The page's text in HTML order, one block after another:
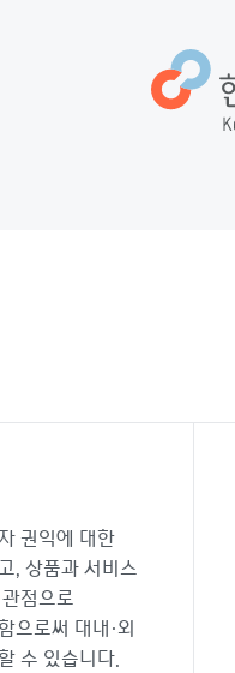
권익에 대한
, 상품과 서비스
점으로
으로써 대내·외
수 있습니다.